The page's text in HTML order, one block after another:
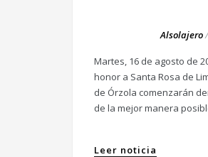
Alsolajero
Martes, 16 de agosto de
honor a Santa Rosa de
de Órzola comenzarán
de la mejor manera
Leer noticia